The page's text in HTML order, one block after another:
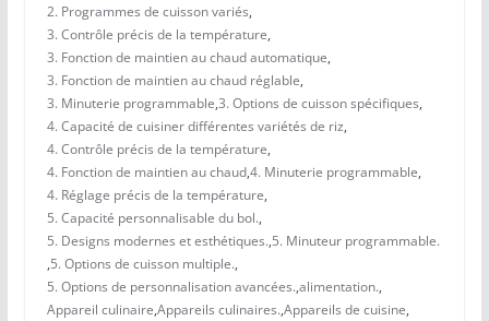
2. Programmes de cuisson variés,
3. Contrôle précis de la température,
3. Fonction de maintien au chaud automatique,
3. Fonction de maintien au chaud réglable,
3. Minuterie programmable,3. Options de cuisson spécifiques,
4. Capacité de cuisiner différentes variétés de riz,
4. Contrôle précis de la température,
4. Fonction de maintien au chaud,4. Minuterie programmable,
4. Réglage précis de la température,
5. Capacité personnalisable du bol.,
5. Designs modernes et esthétiques.,5. Minuteur programmable.
,5. Options de cuisson multiple.,
5. Options de personnalisation avancées.,alimentation.,
Appareil culinaire,Appareils culinaires.,Appareils de cuisine,